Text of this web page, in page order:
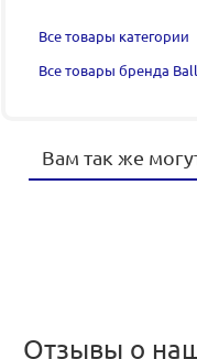
Все товары категории
Все товары бренда
Вам так же
Отзывы о